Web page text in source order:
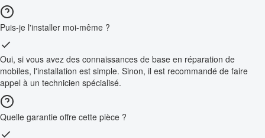
Puis-je l'installer moi-même ?
Oui, si vous avez des connaissances de base en réparation de
mobiles, l'installation est simple. Sinon, il est recommandé de faire
appel à un technicien spécialisé.
Quelle garantie offre cette pièce ?